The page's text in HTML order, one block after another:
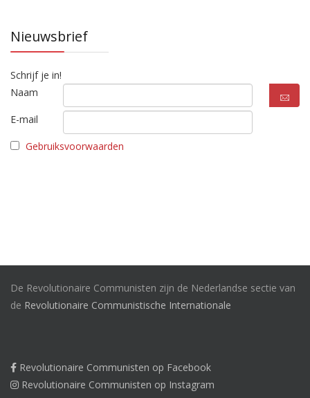
Nieuwsbrief
Schrijf je in!
Naam
E-mail
Gebruiksvoorwaarden
De Revolutionaire Communisten zijn de Nederlandse sectie van
de Revolutionaire Communistische Internationale
Revolutionaire Communisten op Facebook
Revolutionaire Communisten op Instagram